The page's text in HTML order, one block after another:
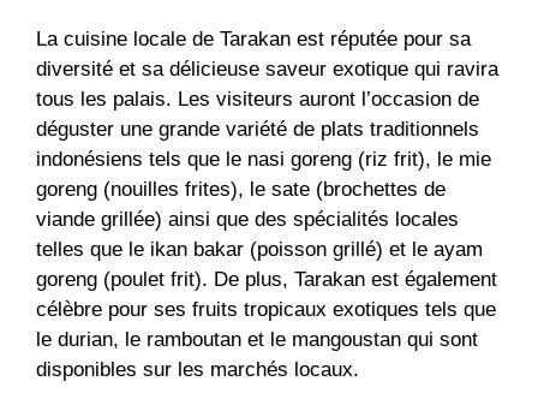
La cuisine locale de Tarakan est réputée pour sa
diversité et sa délicieuse saveur exotique qui ravira
tous les palais. Les visiteurs auront l’occasion de
déguster une grande variété de plats traditionnels
indonésiens tels que le nasi goreng (riz frit), le mie
goreng (nouilles frites), le sate (brochettes de
viande grillée) ainsi que des spécialités locales
telles que le ikan bakar (poisson grillé) et le ayam
goreng (poulet frit). De plus, Tarakan est également
célèbre pour ses fruits tropicaux exotiques tels que
le durian, le ramboutan et le mangoustan qui sont
disponibles sur les marchés locaux.